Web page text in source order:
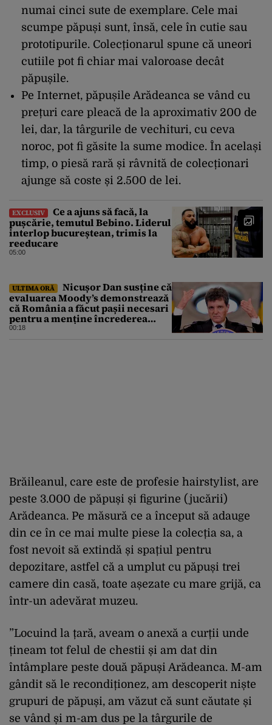
numai cinci sute de exemplare. Cele mai
scumpe păpuși sunt, însă, cele în cutie sau
prototipurile. Colecționarul spune că uneori
cutiile pot fi chiar mai valoroase decât
păpușile.
Pe Internet, păpușile Arădeanca se vând cu
prețuri care pleacă de la aproximativ 200 de
lei, dar, la târgurile de vechituri, cu ceva
noroc, pot fi găsite la sume modice. În același
timp, o piesă rară și râvnită de colecționari
ajunge să coste și 2.500 de lei.
EXCLUSIV
Ce a ajuns să facă, la
pușcărie, temutul Bebino. Liderul
interlop bucureștean, trimis la
reeducare
05:00
ULTIMA ORĂ
Nicușor Dan susține că
evaluarea Moody’s demonstrează
că România a făcut pașii necesari
pentru a menține încrederea
investitorilor: „Totuși,
00:18
Brăileanul, care este de profesie hairstylist, are
peste 3.000 de păpuși și figurine (jucării)
Arădeanca. Pe măsură ce a început să adauge
din ce în ce mai multe piese la colecția sa, a
fost nevoit să extindă și spațiul pentru
depozitare, astfel că a umplut cu păpuși trei
camere din casă, toate așezate cu mare grijă, ca
într-un adevărat muzeu.
”Locuind la țară, aveam o anexă a curții unde
țineam tot felul de chestii și am dat din
întâmplare peste două păpuși Arădeanca. M-am
gândit să le recondiționez, am descoperit niște
grupuri de păpuși, am văzut că sunt căutate și
se vând și m-am dus pe la târgurile de